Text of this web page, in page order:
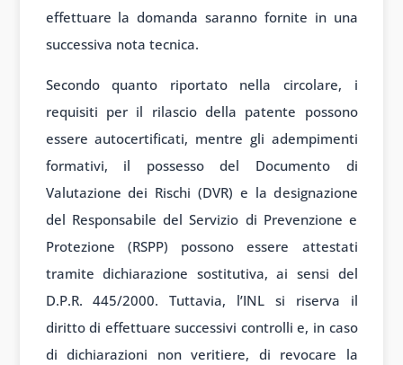
effettuare la domanda saranno fornite in una
successiva nota tecnica.
Secondo quanto riportato nella circolare, i
requisiti per il rilascio della patente possono
essere autocertificati, mentre gli adempimenti
formativi, il possesso del Documento di
Valutazione dei Rischi (DVR) e la designazione
del Responsabile del Servizio di Prevenzione e
Protezione (RSPP) possono essere attestati
tramite dichiarazione sostitutiva, ai sensi del
D.P.R. 445/2000. Tuttavia, l’INL si riserva il
diritto di effettuare successivi controlli e, in caso
di dichiarazioni non veritiere, di revocare la